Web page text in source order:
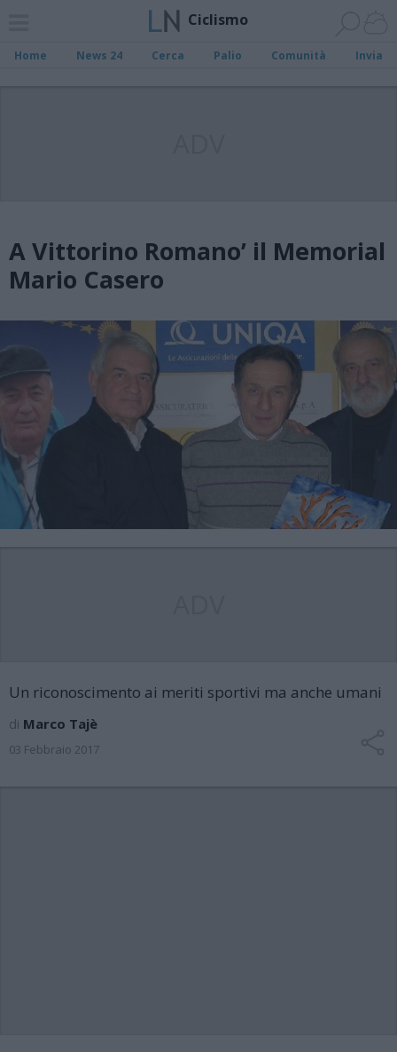
Ciclismo
Home News 24 Cerca Palio Comunità Invia
A Vittorino Romano’ il Memorial
Mario Casero
Un riconoscimento ai meriti sportivi ma anche umani
di Marco Tajè
03 Febbraio 2017